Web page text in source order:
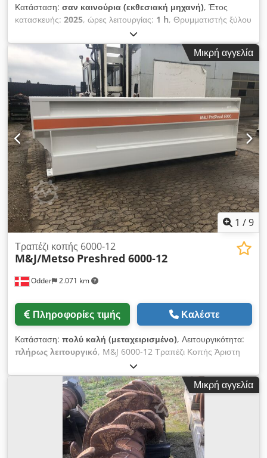
Κατάσταση: σαν καινούρια (εκθεσιακή μηχανή), Έτος
κατασκευής: 2025, ώρες λειτουργίας: 1 h, Θρυμματιστής ξύλου
τύπου PYTHON 1600, κινητήρας 11 kW, 400V 50Hz • Άνοιγμα
τροφοδοσίας 1600 x 700mm • Κύριες διαστάσεις Μ 2400 x Π
850 x Υ 1600mm • Άνοιγμα εκκένωσης περ. 400 x 400mm •
Ύψος εκκένωσης περ. 400mm • Ηλεκτρικός πίνακας, κύριος
διακόπτης, επιλογέας ΑΥΤ/ΧΕΙΡ και ΔΙΑΚΟΠΤΗΣ ΕΚΤΑΚΤΗΣ
ΑΝΑΓΚΗΣ • Εύκολη τοποθέτηση του μηχανήματος με
περονοφόρο ή γερανό • Βάρος περ. 1300 kg Chsdpfx Asf N
Narsfnja • Περιλαμβάνεται εγχειρίδιο μηχανήματος • Χρώμα
RAL 3002 και RAL 7022 • (Τεχνικές τροποποιήσεις
επιφυλάσσονται) • Πιστοποίηση CE και «Κατασκευάζεται στην
Ολλανδία»
Μικρή αγγελία
1 /9
Odder 2.071 km
Τραπέζι κοπής 6000-12
M&J/Metso Preshred 6000-12
Πληροφορίες τιμής Καλέστε
Κατάσταση: πολύ καλή (μεταχειρισμένο), Λειτουργικότητα:
πλήρως λειτουργικό, M&J 6000-12 Τραπέζι Κοπής Άριστη
κατάσταση Οι αντικοπτικοί πλήρως επανασυγκολλημένοι και
επικαλυμμένοι με σκληρό μέταλλο Άξονες με Σύστημα
Ρουλεμάν 1 διάταξη ✔️ Έτοιμο για άμεση χρήση Chedjw
Ufhbepfx Afnoa Επικοινωνήστε μαζί μας για τιμή και
περισσότερες λεπτομέρειες.
Μικρή αγγελία